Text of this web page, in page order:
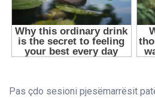
Pas çdo sesioni pjesëmarrësit